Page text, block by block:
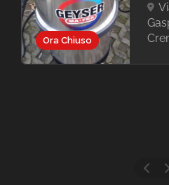
Ora Chiuso